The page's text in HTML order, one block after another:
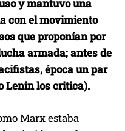
y mantuvo una
con el movimiento
que proponían por
armada; antes de
época un par
Lenin los critica).
Marx estaba